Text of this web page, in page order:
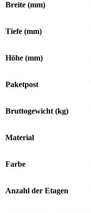
Breite (mm)
Tiefe (mm)
Höhe (mm)
Paketpost
Bruttogewicht (kg)
Material
Farbe
Anzahl der Etagen